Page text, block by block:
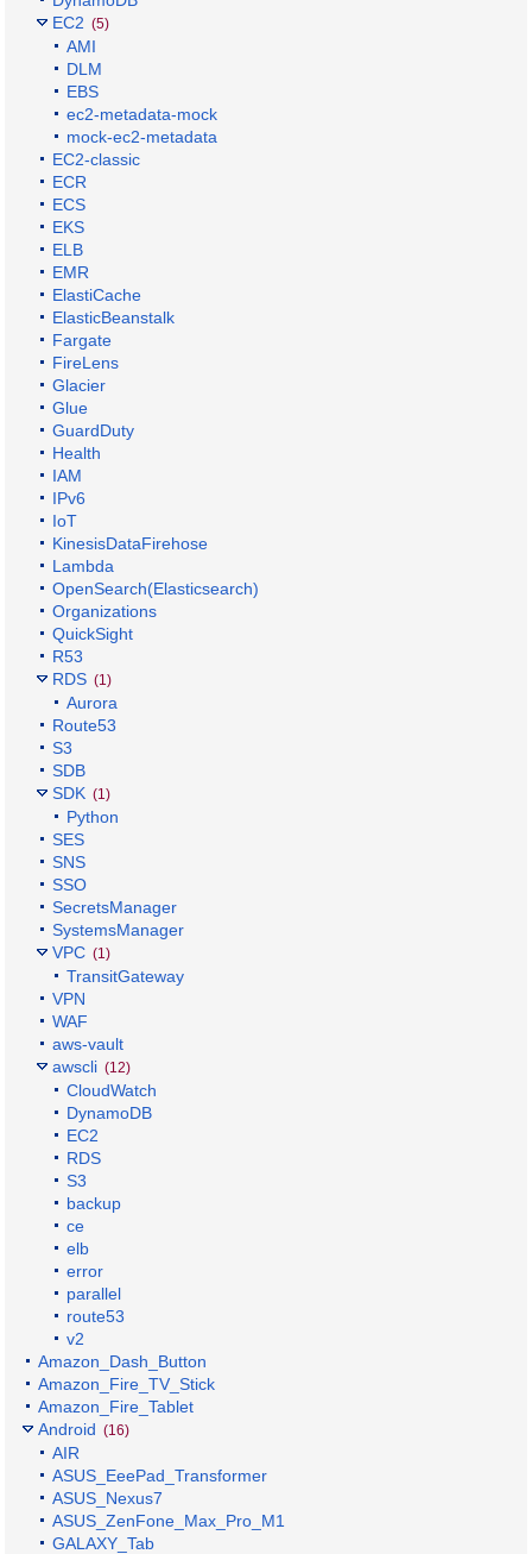
EC2 (5)
AMI
DLM
EBS
ec2-metadata-mock
mock-ec2-metadata
EC2-classic
ECR
ECS
EKS
ELB
EMR
ElastiCache
ElasticBeanstalk
Fargate
FireLens
Glacier
Glue
GuardDuty
Health
IAM
IPv6
IoT
KinesisDataFirehose
Lambda
OpenSearch(Elasticsearch)
Organizations
QuickSight
R53
RDS (1)
Aurora
Route53
S3
SDB
SDK (1)
Python
SES
SNS
SSO
SecretsManager
SystemsManager
VPC (1)
TransitGateway
VPN
WAF
aws-vault
awscli (12)
CloudWatch
DynamoDB
EC2
RDS
S3
backup
ce
elb
error
parallel
route53
v2
Amazon_Dash_Button
Amazon_Fire_TV_Stick
Amazon_Fire_Tablet
Android (16)
AIR
ASUS_EeePad_Transformer
ASUS_Nexus7
ASUS_ZenFone_Max_Pro_M1
GALAXY_Tab